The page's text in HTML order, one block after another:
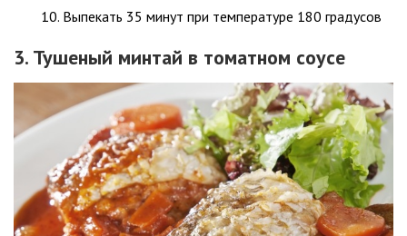
Выпекать 35 минут при температуре 180 градусов
3. Тушеный минтай в томатном соусе